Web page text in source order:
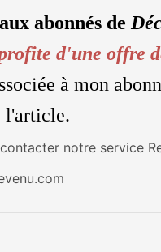
abonnés de
d'une offre
à mon
l'article.
notre service